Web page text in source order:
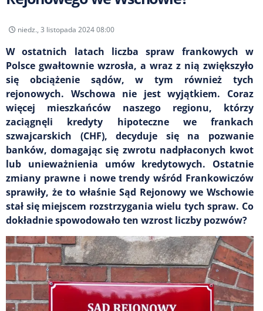
niedz., 3 listopada 2024 08:00
W ostatnich latach liczba spraw frankowych w
Polsce gwałtownie wzrosła, a wraz z nią zwiększyło
się obciążenie sądów, w tym również tych
rejonowych. Wschowa nie jest wyjątkiem. Coraz
więcej mieszkańców naszego regionu, którzy
zaciągnęli kredyty hipoteczne we frankach
szwajcarskich (CHF), decyduje się na pozwanie
banków, domagając się zwrotu nadpłaconych kwot
lub unieważnienia umów kredytowych. Ostatnie
zmiany prawne i nowe trendy wśród Frankowiczów
sprawiły, że to właśnie Sąd Rejonowy we Wschowie
stał się miejscem rozstrzygania wielu tych spraw. Co
dokładnie spowodowało ten wzrost liczby pozwów?